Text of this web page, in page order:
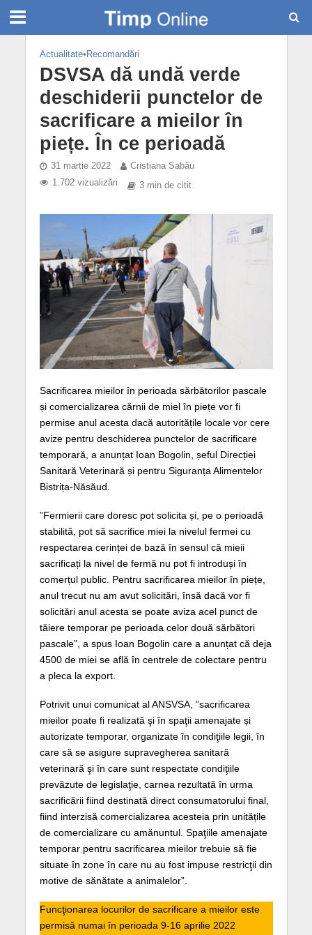
Actualitate• Recomandări
DSVSA dă undă verde
deschiderii punctelor de
sacrificare a mieilor în
piețe. În ce perioadă
31 martie 2022
Cristiana Sabău
1.702 vizualizări
3 min de citit
Sacrificarea mieilor în perioada sărbătorilor pascale
și comercializarea cărnii de miel în piețe vor fi
permise anul acesta dacă autoritățile locale vor cere
avize pentru deschiderea punctelor de sacrificare
temporară, a anunțat Ioan Bogolin, șeful Direcției
Sanitară Veterinară și pentru Siguranța Alimentelor
Bistrița-Năsăud.
”Fermierii care doresc pot solicita și, pe o perioadă
stabilită, pot să sacrifice miei la nivelul fermei cu
respectarea cerinței de bază în sensul că mieii
sacrificați la nivel de fermă nu pot fi introduși în
comerțul public. Pentru sacrificarea mieilor în piețe,
anul trecut nu am avut solicitări, însă dacă vor fi
solicitări anul acesta se poate aviza acel punct de
tăiere temporar pe perioada celor două sărbători
pascale”, a spus Ioan Bogolin care a anunțat că deja
4500 de miei se află în centrele de colectare pentru
a pleca la export.
Potrivit unui comunicat al ANSVSA, ”sacrificarea
mieilor poate fi realizată şi în spaţii amenajate și
autorizate temporar, organizate în condiţiile legii, în
care să se asigure supravegherea sanitară
veterinară şi în care sunt respectate condiţiile
prevăzute de legislaţie, carnea rezultată în urma
sacrificării fiind destinată direct consumatorului final,
fiind interzisă comercializarea acesteia prin unitățile
de comercializare cu amănuntul. Spaţiile amenajate
temporar pentru sacrificarea mieilor trebuie să fie
situate în zone în care nu au fost impuse restricţii din
motive de sănătate a animalelor”.
Funcţionarea locurilor de sacrificare a mieilor este
permisă numai în perioada 9-16 aprilie 2022